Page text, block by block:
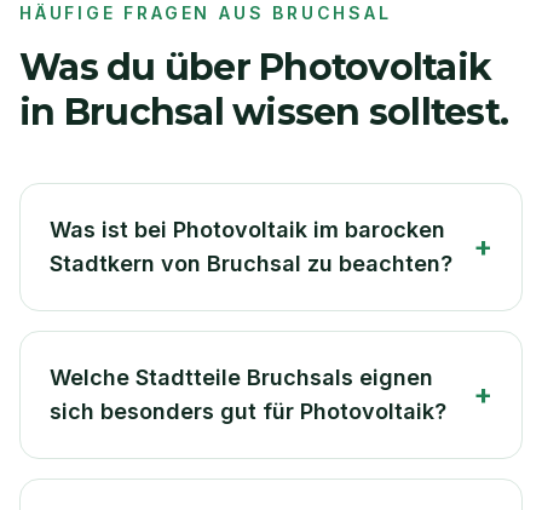
HÄUFIGE FRAGEN AUS BRUCHSAL
Was du über Photovoltaik
in Bruchsal wissen solltest.
Was ist bei Photovoltaik im barocken
Stadtkern von Bruchsal zu beachten?
+
Welche Stadtteile Bruchsals eignen
sich besonders gut für Photovoltaik?
+